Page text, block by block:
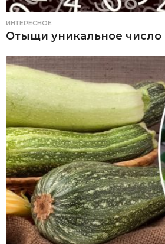
ИНТЕРЕСНОЕ
Отыщи уникальное число